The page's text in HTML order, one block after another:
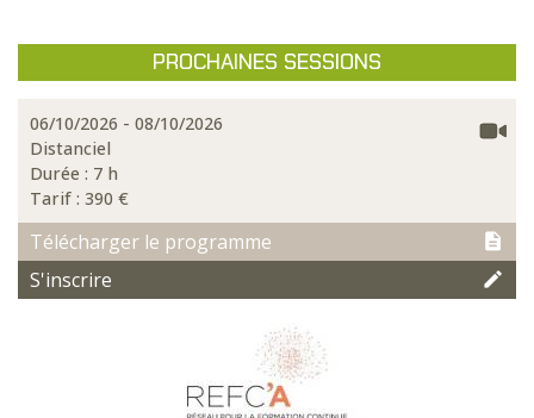
PROCHAINES SESSIONS
06/10/2026 - 08/10/2026
Distanciel
Durée : 7 h
Tarif : 390 €
Télécharger le programme
S'inscrire